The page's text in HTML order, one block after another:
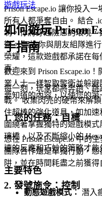
Prison Escape.io 讓你投入
所有人都爭奪自由。 結合
制，你將穿越險惡的環境
衛。 無論你與朋友組隊進
榮耀，這款遊戲都承諾在
喜。
每一刻，玩家都將奔跑、
戰。 收集閃亮的硬幣來解
住超棒的強化道具，如加
圍繞著掌握獨特的遊戲模
璃橋，以及不斷縮小的
速的反應和巧妙的策略才
主要特色
動態遊戲模式： 潛入
遊戲玩法
如何遊玩 Prison
手指南
歡迎來到 Prison Escape.io
業人士一樣智取警衛並躲
要知道的內容，以使您的
1. 您的任務：目標
您在 Prison Escape.io 中的
團隊合作還是單獨行動，
阱，並在時間耗盡之前獲得
2. 發號施令：控制